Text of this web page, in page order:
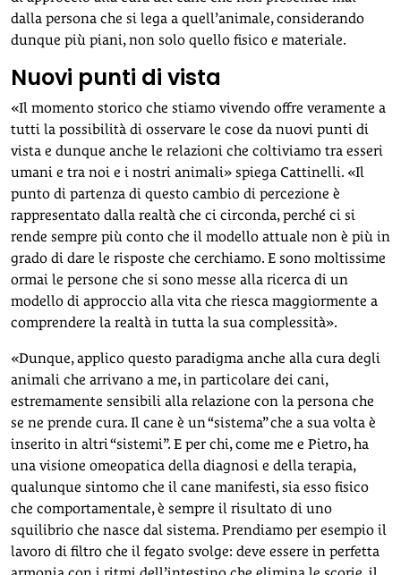
dalla persona che si lega a quell’animale, considerando
dunque più piani, non solo quello fisico e materiale.
Nuovi punti di vista
«Il momento storico che stiamo vivendo offre veramente a
tutti la possibilità di osservare le cose da nuovi punti di
vista e dunque anche le relazioni che coltiviamo tra esseri
umani e tra noi e i nostri animali» spiega Cattinelli. «Il
punto di partenza di questo cambio di percezione è
rappresentato dalla realtà che ci circonda, perché ci si
rende sempre più conto che il modello attuale non è più in
grado di dare le risposte che cerchiamo. E sono moltissime
ormai le persone che si sono messe alla ricerca di un
modello di approccio alla vita che riesca maggiormente a
comprendere la realtà in tutta la sua complessità».
«Dunque, applico questo paradigma anche alla cura degli
animali che arrivano a me, in particolare dei cani,
estremamente sensibili alla relazione con la persona che
se ne prende cura. Il cane è un “sistema” che a sua volta è
inserito in altri “sistemi”. E per chi, come me e Pietro, ha
una visione omeopatica della diagnosi e della terapia,
qualunque sintomo che il cane manifesti, sia esso fisico
che comportamentale, è sempre il risultato di uno
squilibrio che nasce dal sistema. Prendiamo per esempio il
lavoro di filtro che il fegato svolge: deve essere in perfetta